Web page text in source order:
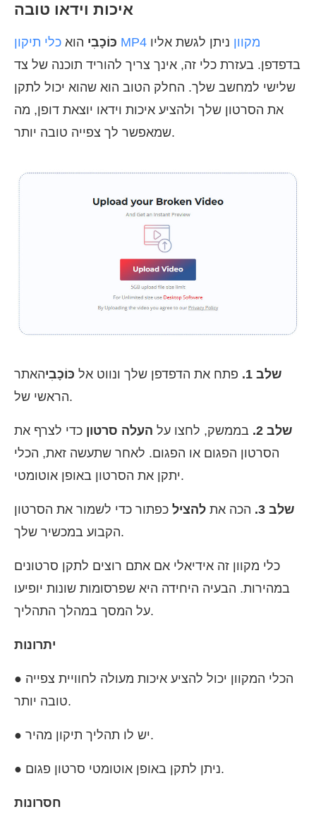
איכות וידאו טובה
כּוֹכָבִי הוא כלי תיקון MP4 מקוון ניתן לגשת אליו
בדפדפן. בעזרת כלי זה, אינך צריך להוריד תוכנה של צד
שלישי למחשב שלך. החלק הטוב הוא שהוא יכול לתקן
את הסרטון שלך ולהציע איכות וידאו יוצאת דופן, מה
שמאפשר לך צפייה טובה יותר.
שלב 1. פתח את הדפדפן שלך ונווט אל כּוֹכָבִיהאתר
הראשי של.
שלב 2. בממשק, לחצו על העלה סרטון כדי לצרף את
הסרטון הפגום או הפגום. לאחר שתעשה זאת, הכלי
יתקן את הסרטון באופן אוטומטי.
שלב 3. הכה את להציל כפתור כדי לשמור את הסרטון
הקבוע במכשיר שלך.
כלי מקוון זה אידיאלי אם אתם רוצים לתקן סרטונים
במהירות. הבעיה היחידה היא שפרסומות שונות יופיעו
על המסך במהלך התהליך.
יתרונות
● הכלי המקוון יכול להציע איכות מעולה לחוויית צפייה
טובה יותר.
● יש לו תהליך תיקון מהיר.
● ניתן לתקן באופן אוטומטי סרטון פגום.
חסרונות